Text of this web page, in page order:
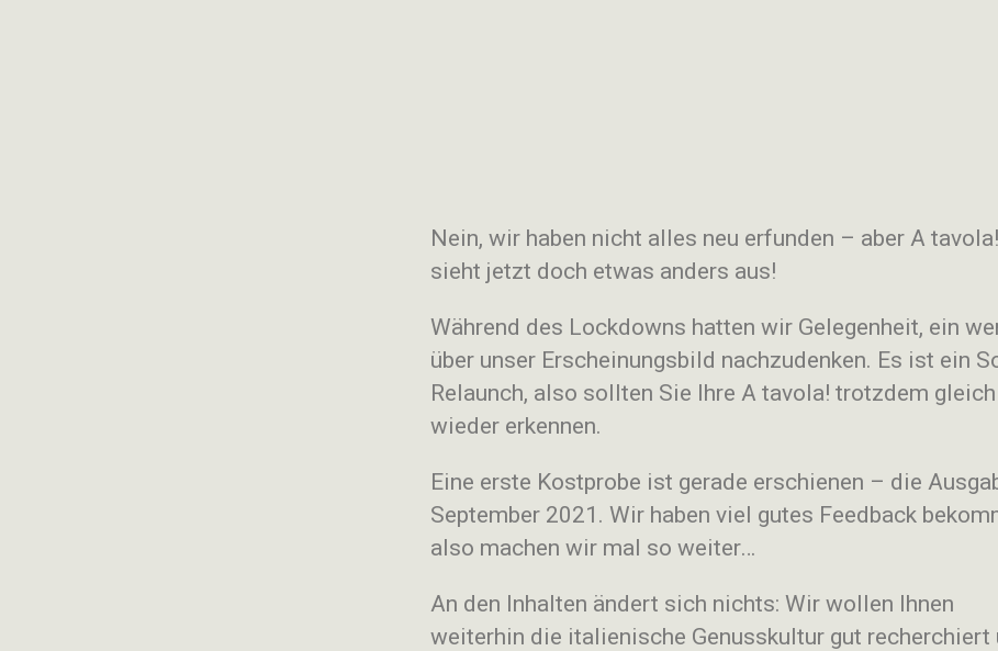
Nein, wir haben nicht alles neu erfunden – aber A tavola!
sieht jetzt doch etwas anders aus!
Während des Lockdowns hatten wir Gelegenheit, ein
über unser Erscheinungsbild nachzudenken. Es ist ein
Relaunch, also sollten Sie Ihre A tavola! trotzdem gleich
wieder erkennen.
Eine erste Kostprobe ist gerade erschienen – die
September 2021. Wir haben viel gutes Feedback
also machen wir mal so weiter…
An den Inhalten ändert sich nichts: Wir wollen Ihnen
weiterhin die italienische Genusskultur gut recherchiert